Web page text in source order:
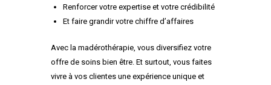
Renforcer votre expertise et votre crédibilité
Et faire grandir votre chiffre d’affaires
Avec la madérothérapie, vous diversifiez votre
offre de soins bien être. Et surtout, vous faites
vivre à vos clientes une expérience unique et